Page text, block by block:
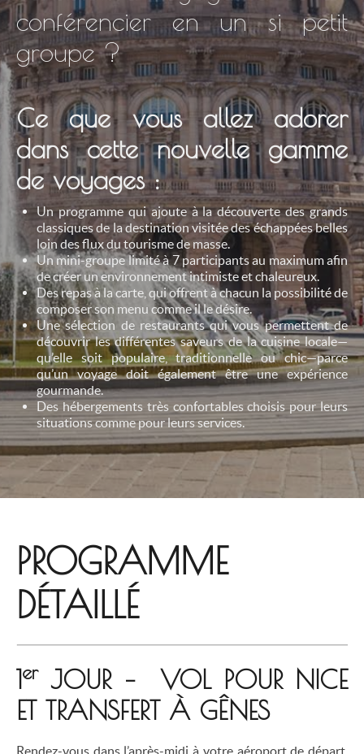
conférencier en un si petit
groupe ?
Ce que vous allez adorer
dans cette nouvelle gamme
de voyages :
Un programme qui ajoute à la découverte des grands
classiques de la destination visitée des échappées belles
loin des flux du tourisme de masse.
Un mini-groupe limité à 7 participants au maximum afin
de créer un environnement intimiste et chaleureux.
Des repas à la carte, qui offrent à chacun la possibilité de
composer son menu comme il le désire.
Une sélection de restaurants qui vous permettent de
découvrir les différentes saveurs de la cuisine locale—
qu’elle soit populaire, traditionnelle ou chic—parce
qu’un voyage doit également être une expérience
gourmande.
Des hébergements très confortables choisis pour leurs
situations comme pour leurs services.
PROGRAMME
DÉTAILLÉ
1erJOUR – VOL POUR NICE
ET TRANSFERT À GÊNES
Rendez-vous dans l’après-midi à votre aéroport de départ,